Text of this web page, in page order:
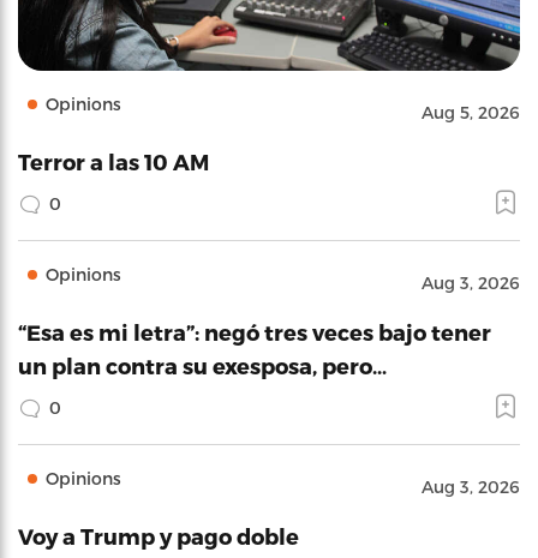
Opinions Aug 5, 2026
Terror a las 10 AM
0
Opinions Aug 3, 2026
“Esa es mi letra”: negó tres veces bajo tener
un plan contra su exesposa, pero…
0
Opinions Aug 3, 2026
Voy a Trump y pago doble